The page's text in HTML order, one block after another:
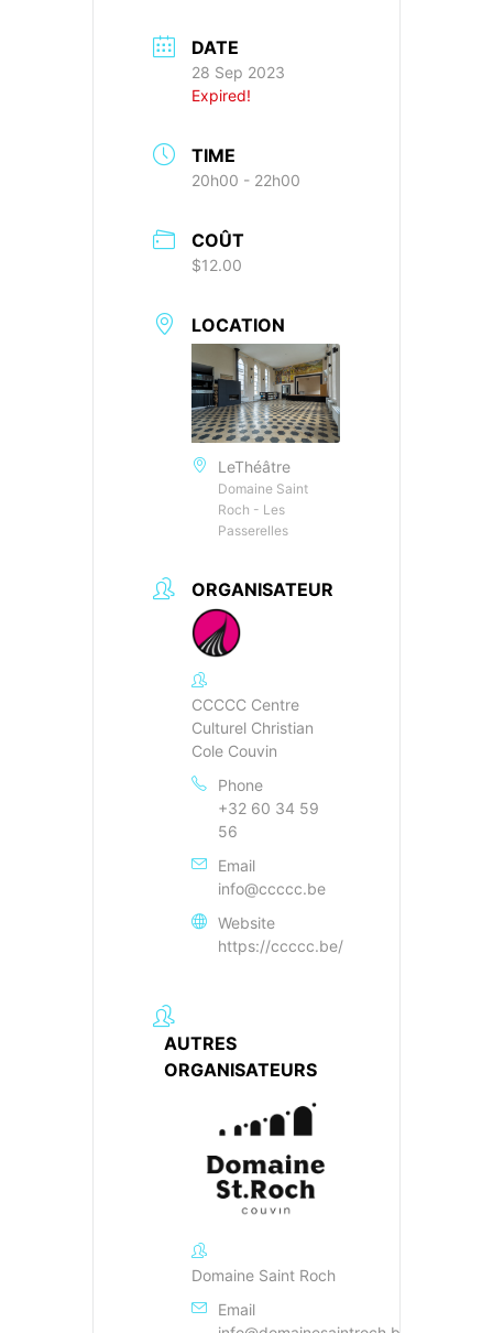
DATE
28 Sep 2023
Expired!
TIME
20h00 - 22h00
COÛT
$12.00
LOCATION
LeThéâtre
Domaine Saint
Roch - Les
Passerelles
ORGANISATEUR
CCCCC Centre
Culturel Christian
Cole Couvin
Phone
+32 60 34 59
56
Email
info@ccccc.be
Website
https://ccccc.be/
AUTRES
ORGANISATEURS
Domaine Saint Roch
Email